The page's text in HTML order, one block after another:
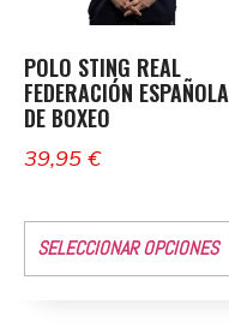
POLO STING REAL
FEDERACIÓN ESPAÑOLA
DE BOXEO
39,95 €
SELECCIONAR OPCIONES